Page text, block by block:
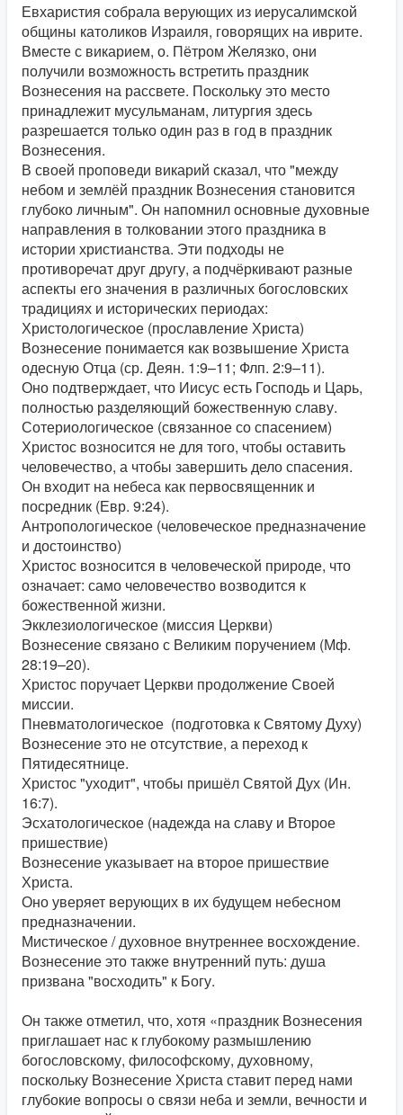
Евхаристия собрала верующих из иерусалимской
общины католиков Израиля, говорящих на иврите.
Вместе с викарием, о. Пётром Желязко, они
получили возможность встретить праздник
Вознесения на рассвете. Поскольку это место
принадлежит мусульманам, литургия здесь
разрешается только один раз в год в праздник
Вознесения.
В своей проповеди викарий сказал, что "между
небом и землёй праздник Вознесения становится
глубоко личным". Он напомнил основные духовные
направления в толковании этого праздника в
истории христианства. Эти подходы не
противоречат друг другу, а подчёркивают разные
аспекты его значения в различных богословских
традициях и исторических периодах:
Христологическое (прославление Христа)
Вознесение понимается как возвышение Христа
одесную Отца (ср. Деян. 1:9–11; Флп. 2:9–11).
Оно подтверждает, что Иисус есть Господь и Царь,
полностью разделяющий божественную славу.
Сотериологическое (связанное со спасением)
Христос возносится не для того, чтобы оставить
человечество, а чтобы завершить дело спасения.
Он входит на небеса как первосвященник и
посредник (Евр. 9:24).
Антропологическое (человеческое предназначение
и достоинство)
Христос возносится в человеческой природе, что
означает: само человечество возводится к
божественной жизни.
Экклезиологическое (миссия Церкви)
Вознесение связано с Великим поручением (Мф.
28:19–20).
Христос поручает Церкви продолжение Своей
миссии.
Пневматологическое (подготовка к Святому Духу)
Вознесение это не отсутствие, а переход к
Пятидесятнице.
Христос "уходит", чтобы пришёл Святой Дух (Ин.
16:7).
Эсхатологическое (надежда на славу и Второе
пришествие)
Вознесение указывает на второе пришествие
Христа.
Оно уверяет верующих в их будущем небесном
предназначении.
Мистическое / духовное внутреннее восхождение.
Вознесение это также внутренний путь: душа
призвана "восходить" к Богу.
Он также отметил, что, хотя «праздник Вознесения
приглашает нас к глубокому размышлению
богословскому, философскому, духовному,
поскольку Вознесение Христа ставит перед нами
глубокие вопросы о связи неба и земли, вечности и